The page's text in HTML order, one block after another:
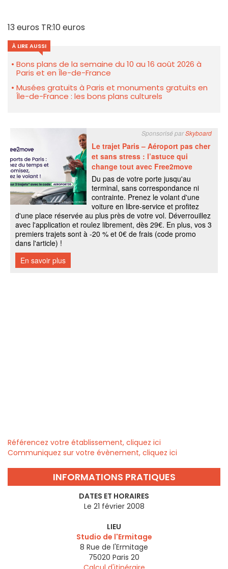
13 euros TR:10 euros
À LIRE AUSSI
Bons plans de la semaine du 10 au 16 août 2026 à
Paris et en Île-de-France
Musées gratuits à Paris et monuments gratuits en
Île-de-France : les bons plans culturels
Référencez votre établissement, cliquez ici
Communiquez sur votre évènement, cliquez ici
INFORMATIONS PRATIQUES
DATES ET HORAIRES
Le 21 février 2008
LIEU
Studio de l'Ermitage
8 Rue de l'Ermitage
75020 Paris 20